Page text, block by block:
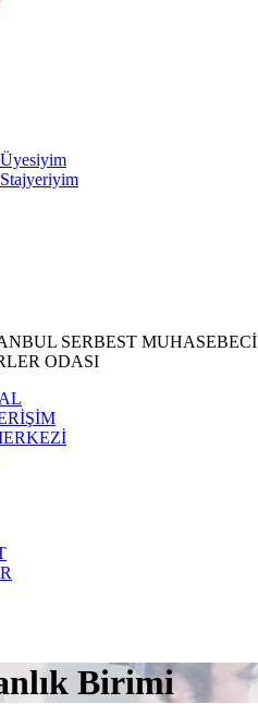
SERBEST MUHASEBECİ
ODASI
Birimi